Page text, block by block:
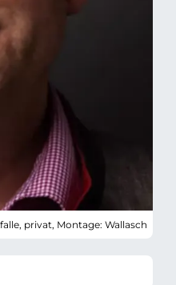
privat, Montage: Wallasch